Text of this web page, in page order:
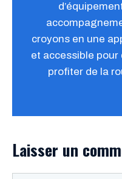
croyons en une
et accessible pour
profiter de la
Laisser un